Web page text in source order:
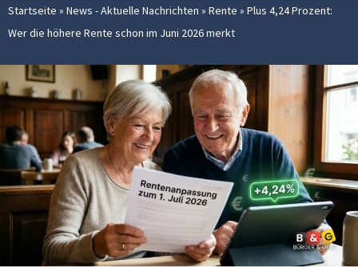
Startseite » News - Aktuelle Nachrichten » Rente » Plus 4,24 Prozent:
Wer die höhere Rente schon im Juni 2026 merkt